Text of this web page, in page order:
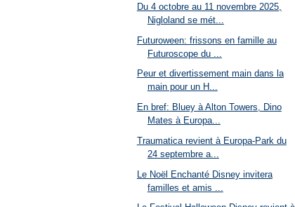
Du 4 octobre au 11 novembre 2025,
Nigloland se mét...
Futuroween: frissons en famille au
Futuroscope du ...
Peur et divertissement main dans la
main pour un H...
En bref: Bluey à Alton Towers, Dino
Mates à Europa...
Traumatica revient à Europa-Park du
24 septembre a...
Le Noël Enchanté Disney invitera
familles et amis ...